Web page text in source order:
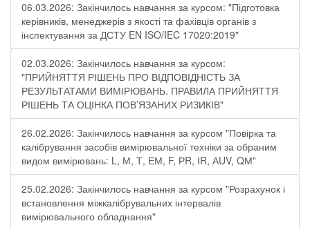
06.03.2026: Закінчилось навчання за курсом: "Підготовка
керівників, менеджерів з якості та фахівців органів з
інспектування за ДСТУ EN ISO/IEC 17020:2019"
02.03.2026: Закінчилось навчання за курсом:
"ПРИЙНЯТТЯ РІШЕНЬ ПРО ВІДПОВІДНІСТЬ ЗА
РЕЗУЛЬТАТАМИ ВИМІРЮВАНЬ. ПРАВИЛА ПРИЙНЯТТЯ
РІШЕНЬ ТА ОЦІНКА ПОВ’ЯЗАНИХ РИЗИКІВ"
26.02.2026: Закінчилось навчання за курсом "Повірка та
калібрування засобів вимірювальної техніки за обраним
видом вимірювань: L, М, Т, ЕМ, F, РR, ІR, АUV, QМ"
25.02.2026: Закінчилось навчання за курсом "Розрахунок і
встановлення міжкалібрувальних інтервалів
вимірювального обладнання"